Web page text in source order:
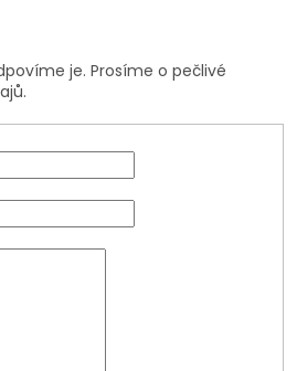
je. Prosíme o pečlivé